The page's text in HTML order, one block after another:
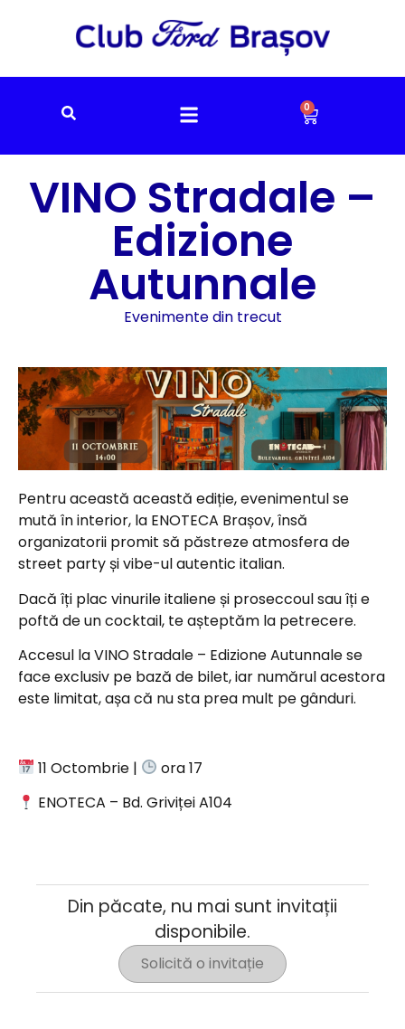
0
VINO Stradale –
Edizione
Autunnale
Evenimente din trecut
Pentru această această ediție, evenimentul se
mută în interior, la ENOTECA Brașov, însă
organizatorii promit să păstreze atmosfera de
street party și vibe-ul autentic italian.
Dacă îți plac vinurile italiene și proseccoul sau îți e
poftă de un cocktail, te așteptăm la petrecere.
Accesul la VINO Stradale – Edizione Autunnale se
face exclusiv pe bază de bilet, iar numărul acestora
este limitat, așa că nu sta prea mult pe gânduri.
11 Octombrie |
ora 17
ENOTECA – Bd. Griviței A104
Din păcate, nu mai sunt invitații
disponibile.
Solicită o invitație